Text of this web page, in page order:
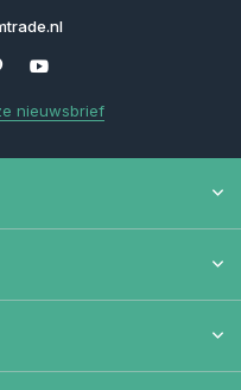
nieuwsbrief